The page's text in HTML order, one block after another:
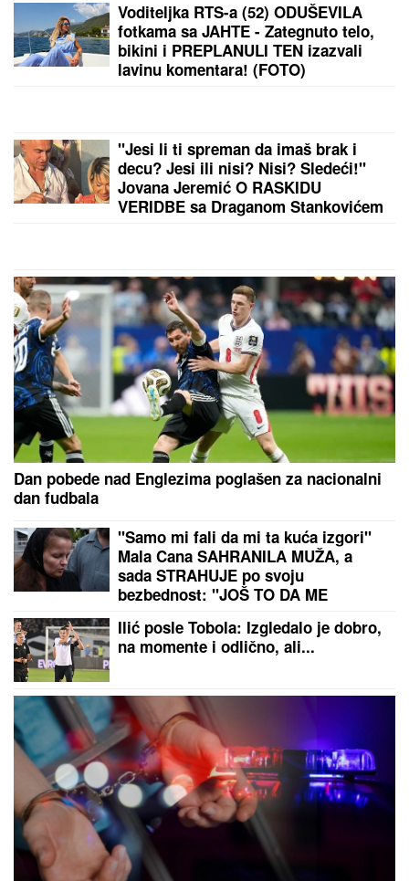
Voditeljka RTS-a (52) ODUŠEVILA
fotkama sa JAHTE - Zategnuto telo,
bikini i PREPLANULI TEN izazvali
lavinu komentara! (FOTO)
"Jesi li ti spreman da imaš brak i
decu? Jesi ili nisi? Nisi? Sledeći!"
Jovana Jeremić O RASKIDU
VERIDBE sa Draganom Stankovićem
Dan pobede nad Englezima poglašen za nacionalni
dan fudbala
"Samo mi fali da mi ta kuća izgori"
Mala Cana SAHRANILA MUŽA, a
sada STRAHUJE po svoju
bezbednost: "JOŠ TO DA ME
Ilić posle Tobola: Izgledalo je dobro,
na momente i odlično, ali...